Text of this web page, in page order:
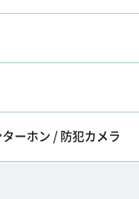
ーホン / 防犯カメラ